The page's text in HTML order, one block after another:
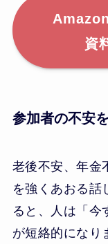
資
参加者の不安
老後不安、年金
を強くあおる話
ると、人は「今
が短絡的になり